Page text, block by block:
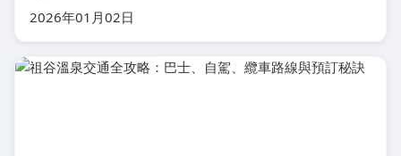
2026年01月02日